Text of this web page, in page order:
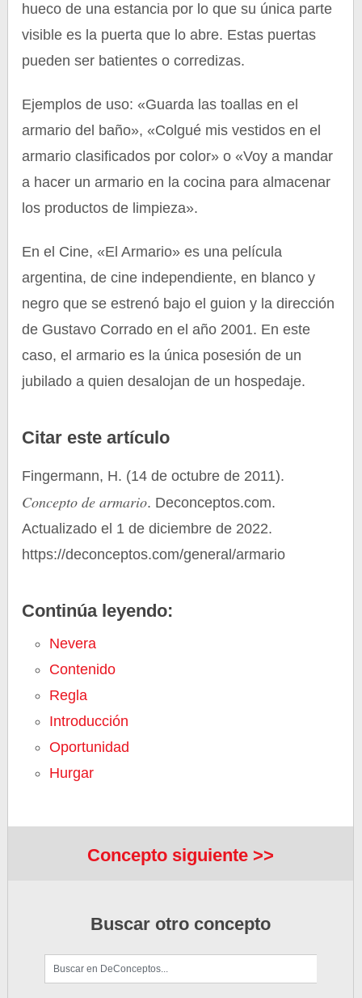
hueco de una estancia por lo que su única parte
visible es la puerta que lo abre. Estas puertas
pueden ser batientes o corredizas.
Ejemplos de uso: «Guarda las toallas en el
armario del baño», «Colgué mis vestidos en el
armario clasificados por color» o «Voy a mandar
a hacer un armario en la cocina para almacenar
los productos de limpieza».
En el Cine, «El Armario» es una película
argentina, de cine independiente, en blanco y
negro que se estrenó bajo el guion y la dirección
de Gustavo Corrado en el año 2001. En este
caso, el armario es la única posesión de un
jubilado a quien desalojan de un hospedaje.
Citar este artículo
Fingermann, H. (14 de octubre de 2011).
Concepto de armario. Deconceptos.com.
Actualizado el 1 de diciembre de 2022.
https://deconceptos.com/general/armario
Continúa leyendo:
Nevera
Contenido
Regla
Introducción
Oportunidad
Hurgar
Concepto siguiente >>
Buscar otro concepto